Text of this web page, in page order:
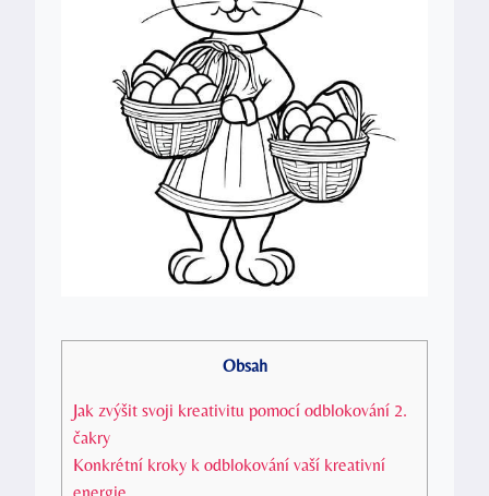
Obsah
Jak zvýšit ‍svoji ⁢kreativitu⁤ pomocí odblokování 2.
čakry
Konkrétní kroky k​ odblokování vaší kreativní